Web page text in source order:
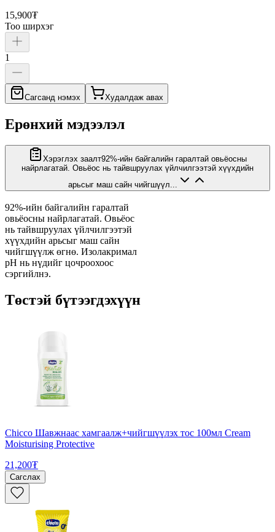
15,900₮
Тоо ширхэг
1
Сагсанд нэмэх Худалдаж авах
Ерөнхий мэдээлэл
Хэрэглэх заалт92%-ийн байгалийн гаралтай овьёосны
найрлагатай. Овьёос нь тайвшруулах үйлчилгээтэй хүүхдийн
арьсыг маш сайн чийгшүүл...
92%-ийн байгалийн гаралтай
овьёосны найрлагатай. Овьёос
нь тайвшруулах үйлчилгээтэй
хүүхдийн арьсыг маш сайн
чийгшүүлж өгнө. Изолакримал
рН нь нүдийг цочроохоос
сэргийлнэ.
Төстэй бүтээгдэхүүн
Chicco Шавжнаас хамгаалж+чийгшүүлэх тос 100мл Cream
Moisturising Protective
21,200₮
Сагслах